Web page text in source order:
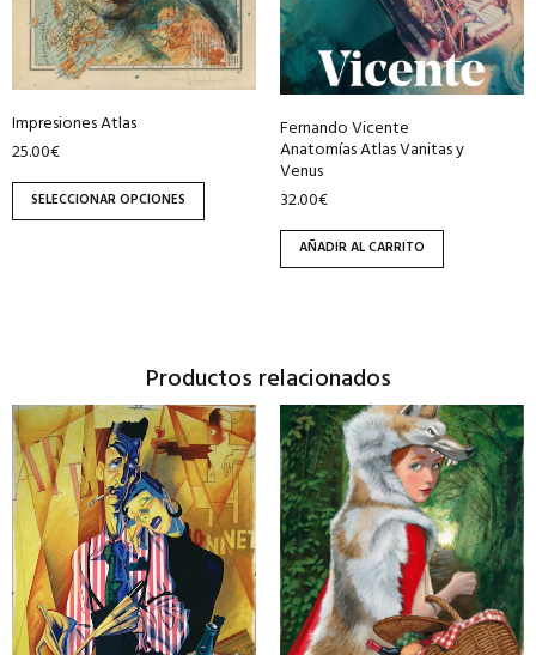
Impresiones Atlas
25.00€
SELECCIONAR OPCIONES
pueden
elegir
la
página
de
producto
Fernando Vicente
Anatomías Atlas Vanitas y
Venus
32.00€
AÑADIR AL CARRITO
Productos relacionados
Este
producto
tiene
múltiples
variantes.
Las
opciones
se
Este
producto
tiene
múltiples
variantes.
Las
opciones
se